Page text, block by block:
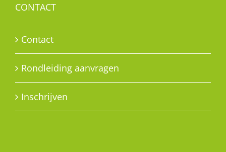
CONTACT
Contact
Rondleiding aanvragen
Inschrijven